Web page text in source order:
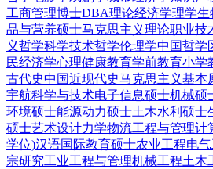
工商管理博士DBA理论经济学理学生
品与营养硕士马克思主义理论职业技
义哲学科学技术哲学伦理学中国哲学
民经济学心理健康教育学前教育小学
古代史中国近现代史马克思主义基本
宇航科学与技术电子信息硕士机械硕
环境硕士能源动力硕士土木水利硕士
硕士艺术设计力学物流工程与管理计
学位)汉语国际教育硕士农业工程电
宗研究工业工程与管理机械工程土木